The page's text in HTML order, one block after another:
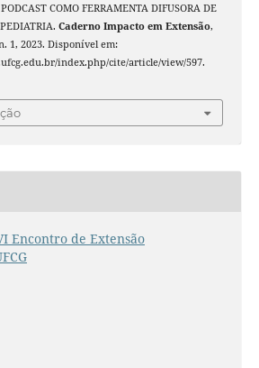
COMO FERRAMENTA DIFUSORA DE
Caderno Impacto em Extensão,
1, 2023. Disponível em:
index.php/cite/article/view/597.
Encontro de Extensão